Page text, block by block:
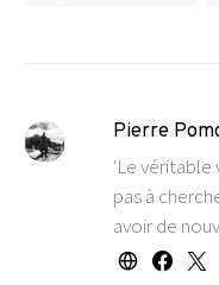
Pierre
'Le véritable
pas à
avoir de